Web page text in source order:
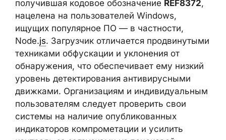
Windows, ищущих популярное ПО — в
частности, Node.js. Загрузчик отличается
продвинутыми техниками обфускации и
уклонения от обнаружения, что
обеспечивает ему низкий уровень
детектирования антивирусными движками.
Организациям и индивидуальным
пользователям следует проверить свои
системы на наличие опубликованных
индикаторов компрометации и усилить
контроль за загрузками из поисковой